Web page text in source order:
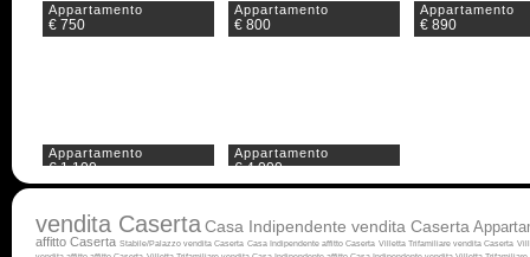
Appartamento
€ 750
Appartamento
€ 800
Appartamento
€ 890
Appartamento
€ 1.100
Appartamento
€ 4.000
vendita CasertaCasa Indipendente vendita Caserta
affitto Caserta Stabile/Palazzo vendita Caserta Casa Indipendente affitto Caserta Villetta Trifamiliare vendita Caserta